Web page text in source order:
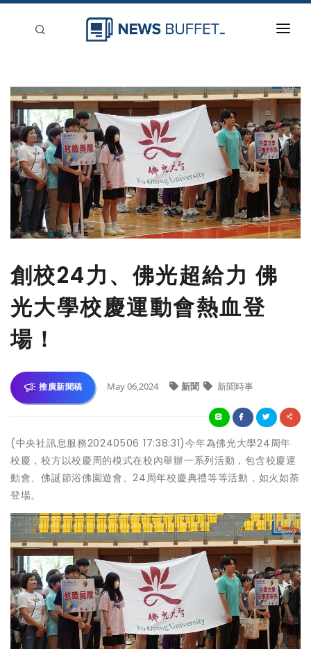
新聞稿分類
登入
刊登
創校24力、佛光超給力 佛
光大學校慶運動會熱血登
場！
推廣新聞稿 May 06,2024 新聞 新聞時事
(中央社訊息服務20240506 17:38:31)今年為佛光大學24周年
校慶，校方以校慶周的模式在校內舉辦一系列活動，包含校慶運
動會、佛誕節浴佛園遊會、24周年校慶典禮等等活動，如火如荼
登場。